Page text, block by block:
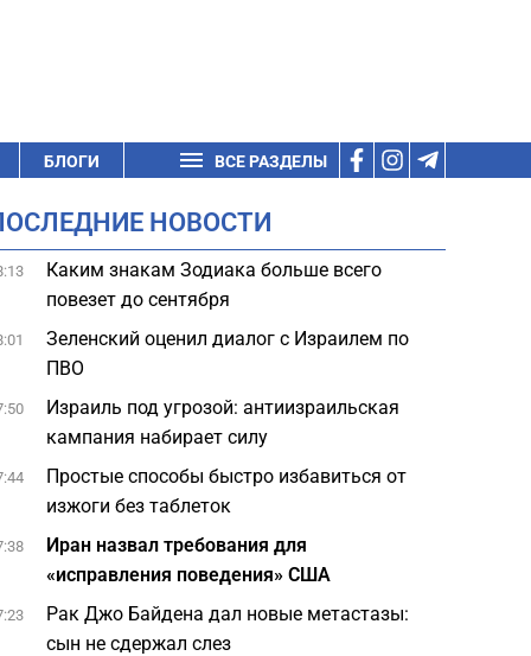
БЛОГИ ВСЕ РАЗДЕЛЫ
НОВОСТИ
Каким знакам Зодиака больше всего
повезет до сентября
Зеленский оценил диалог с Израилем по
ПВО
Израиль под угрозой: антиизраильская
кампания набирает силу
Простые способы быстро избавиться от
изжоги без таблеток
Иран назвал требования для
«исправления поведения» США
Рак Джо Байдена дал новые метастазы:
сын не сдержал слез